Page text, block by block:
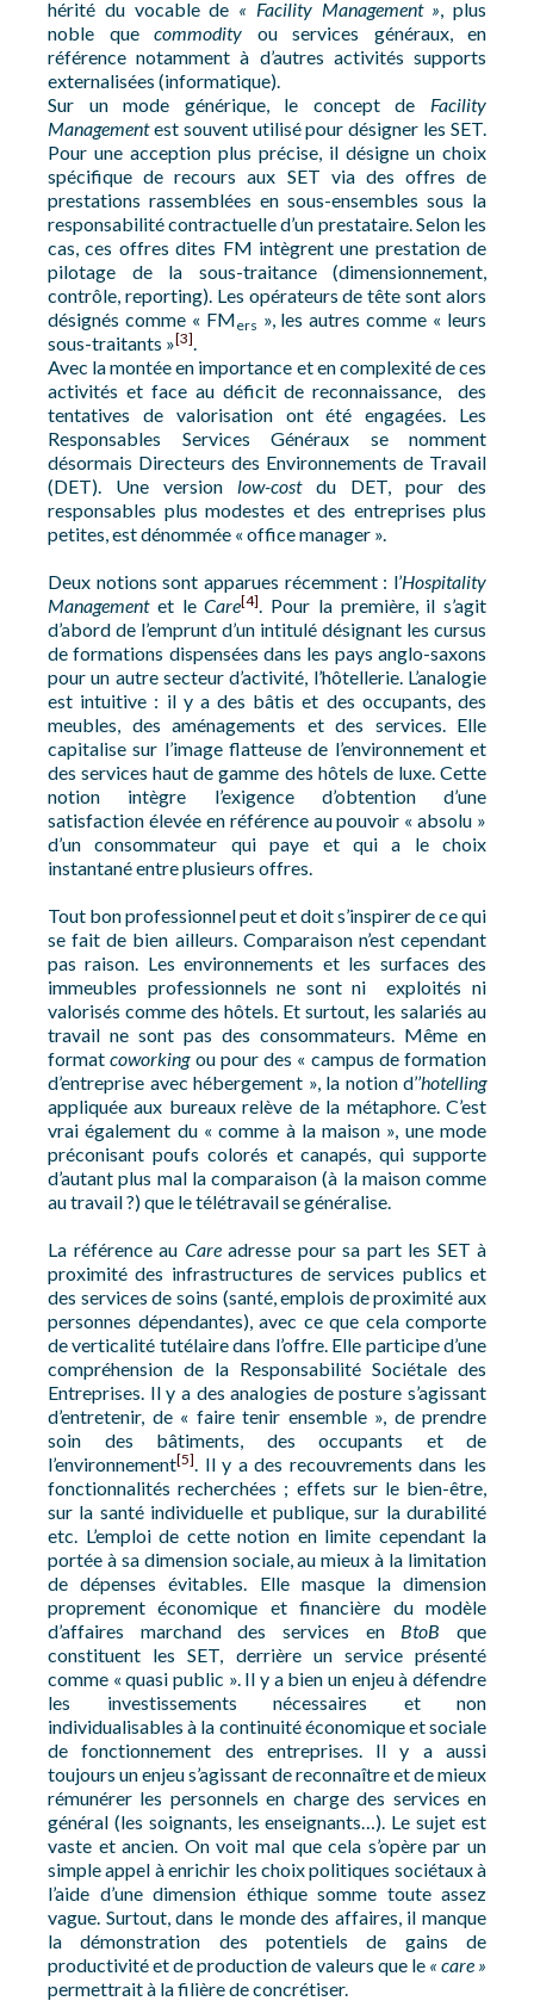
hérité du vocable de « Facility Management », plus
noble que commodity ou services généraux, en
référence notamment à d’autres activités supports
externalisées (informatique).
Sur un mode générique, le concept de Facility
Managementest souvent utilisé pour désigner les SET.
Pour une acception plus précise, il désigne un choix
spécifique de recours aux SET via des offres de
prestations rassemblées en sous-ensembles sous la
responsabilité contractuelle d’un prestataire. Selon les
cas, ces offres dites FM intègrent une prestation de
pilotage de la sous-traitance (dimensionnement,
contrôle, reporting). Les opérateurs de tête sont alors
désignés comme « FMers », les autres comme « leurs
sous-traitants »[3].
Avec la montée en importance et en complexité de ces
activités et face au déficit de reconnaissance, des
tentatives de valorisation ont été engagées. Les
Responsables Services Généraux se nomment
désormais Directeurs des Environnements de Travail
(DET). Une version low-costdu DET, pour des
responsables plus modestes et des entreprises plus
petites, est dénommée « office manager ».
Deux notions sont apparues récemment : l’Hospitality
Managementet leCare[4]. Pour la première, il s’agit
d’abord de l’emprunt d’un intitulé désignant les cursus
de formations dispensées dans les pays anglo-saxons
pour un autre secteur d’activité, l’hôtellerie. L’analogie
est intuitive : il y a des bâtis et des occupants, des
meubles, des aménagements et des services. Elle
capitalise sur l’image flatteuse de l’environnement et
des services haut de gamme des hôtels de luxe. Cette
notion intègre l’exigence d’obtention d’une
satisfaction élevée en référence au pouvoir « absolu »
d’un consommateur qui paye et qui a le choix
instantané entre plusieurs offres.
Tout bon professionnel peut et doit s’inspirer de ce qui
se fait de bien ailleurs. Comparaison n’est cependant
pas raison. Les environnements et les surfaces des
immeubles professionnels ne sont ni exploités ni
valorisés comme des hôtels. Et surtout, les salariés au
travail ne sont pas des consommateurs. Même en
formatcoworkingou pour des « campus de formation
d’entreprise avec hébergement », la notion d’’hotelling
appliquée aux bureaux relève de la métaphore. C’est
vrai également du « comme à la maison », une mode
préconisant poufs colorés et canapés, qui supporte
d’autant plus mal la comparaison (à la maison comme
au travail ?) que le télétravail se généralise.
La référence au Careadresse pour sa part les SET à
proximité des infrastructures de services publics et
des services de soins (santé, emplois de proximité aux
personnes dépendantes), avec ce que cela comporte
de verticalité tutélaire dans l’offre. Elle participe d’une
compréhension de la Responsabilité Sociétale des
Entreprises. Il y a des analogies de posture s’agissant
d’entretenir, de « faire tenir ensemble », de prendre
soin des bâtiments, des occupants et de
l’environnement[5]. Il y a des recouvrements dans les
fonctionnalités recherchées ; effets sur le bien-être,
sur la santé individuelle et publique, sur la durabilité
etc. L’emploi de cette notion en limite cependant la
portée à sa dimension sociale, au mieux à la limitation
de dépenses évitables. Elle masque la dimension
proprement économique et financière du modèle
d’affaires marchand des services en BtoBque
constituent les SET, derrière un service présenté
comme « quasi public ». Il y a bien un enjeu à défendre
les investissements nécessaires et non
individualisables à la continuité économique et sociale
de fonctionnement des entreprises. Il y a aussi
toujours un enjeu s’agissant de reconnaître et de mieux
rémunérer les personnels en charge des services en
général (les soignants, les enseignants…). Le sujet est
vaste et ancien. On voit mal que cela s’opère par un
simple appel à enrichir les choix politiques sociétaux à
l’aide d’une dimension éthique somme toute assez
vague. Surtout, dans le monde des affaires, il manque
la démonstration des potentiels de gains de
productivité et de production de valeurs que le « care »
permettrait à la filière de concrétiser.